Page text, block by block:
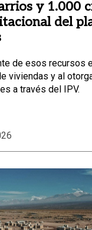
y 1.000
del
de esos recursos
viviendas y al
a través del IPV.